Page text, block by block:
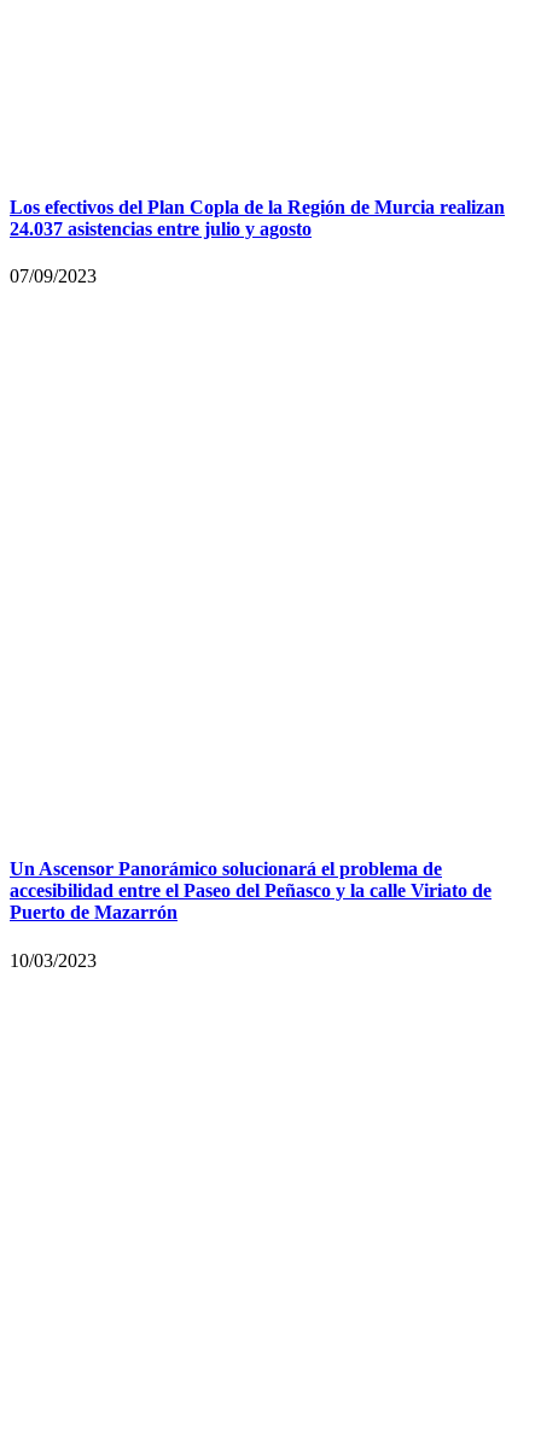
Los efectivos del Plan Copla de la Región de Murcia realizan
24.037 asistencias entre julio y agosto
07/09/2023
Un Ascensor Panorámico solucionará el problema de
accesibilidad entre el Paseo del Peñasco y la calle Viriato de
Puerto de Mazarrón
10/03/2023